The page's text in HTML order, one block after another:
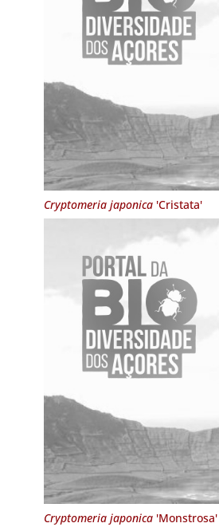
Cryptomeria japonica'Cristata'
Cryptomeria japonica'Monstrosa'